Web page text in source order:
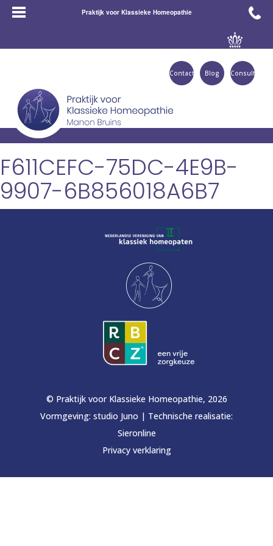
Praktijk voor Klassieke Homeopathie
Consult
Blog
Contact
F611CEFC-75DC-4E9B-
9907-6B856018A6B7
© Praktijk voor Klassieke Homeopathie, 2026
Vormgeving: studio Juno | Technische realisatie:
Sieronline
Privacy verklaring